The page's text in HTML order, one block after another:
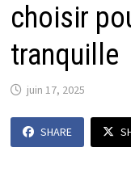
choisir
tranquille
juin 17, 2025
SHARE